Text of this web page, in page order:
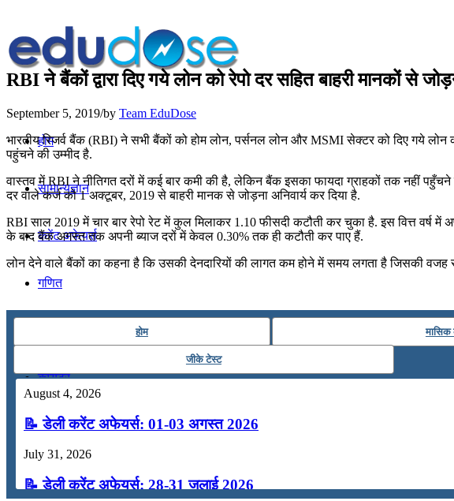
होम
सामान्यज्ञान
करेंट अफेयर्स
गणित
कंप्यूटर
अंग्रेजी
RBI ने बैंकों द्वारा दिए गये लोन को रेपो दर सहित बाहरी मानकों से
September 5, 2019/by Team EduDose
भारतीय रिजर्व बैंक (RBI) ने सभी बैंकों को होम लोन, पर्सनल लोन और MSMI सेक्टर को दिए गये लोन
पहुंचने की उम्मीद है.
वास्तव में RBI ने नीतिगत दरों में कई बार कमी की है, लेकिन बैंक इसका फायदा ग्राहकों तक नहीं
दर वाले कर्ज को 1 अक्टूबर, 2019 से बाहरी मानक से जोड़ना अनिवार्य कर दिया है.
RBI साल 2019 में चार बार रेपो रेट में कुल मिलाकर 1.10 फीसदी कटौती कर चुका है. इस वित्त
के बाद बैंक अगस्त तक अपनी ब्याज दरों में केवल 0.30% तक ही कटौती कर पाए हैं.
लोन देने वाले बैंकों का कहना है कि उसकी देनदारियों की लागत कम होने में समय लगता है जिसकी वजह
होम
जीके टेस्ट
August 4, 2026
📝 डेली करेंट अफेयर्स: 01-03 अगस्त 2026
July 31, 2026
📝 डेली करेंट अफेयर्स: 28-31 जुलाई 2026